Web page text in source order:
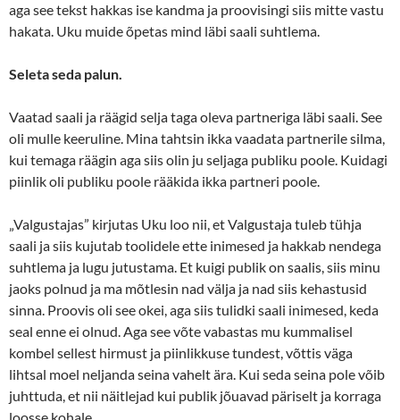
aga see tekst hakkas ise kandma ja proovisingi siis mitte vastu
hakata. Uku muide õpetas mind läbi saali suhtlema.
Seleta seda palun.
Vaatad saali ja räägid selja taga oleva partneriga läbi saali. See
oli mulle keeruline. Mina tahtsin ikka vaadata partnerile silma,
kui temaga räägin aga siis olin ju seljaga publiku poole. Kuidagi
piinlik oli publiku poole rääkida ikka partneri poole.
„Valgustajas” kirjutas Uku loo nii, et Valgustaja tuleb tühja
saali ja siis kujutab toolidele ette inimesed ja hakkab nendega
suhtlema ja lugu jutustama. Et kuigi publik on saalis, siis minu
jaoks polnud ja ma mõtlesin nad välja ja nad siis kehastusid
sinna. Proovis oli see okei, aga siis tulidki saali inimesed, keda
seal enne ei olnud. Aga see võte vabastas mu kummalisel
kombel sellest hirmust ja piinlikkuse tundest, võttis väga
lihtsal moel neljanda seina vahelt ära. Kui seda seina pole võib
juhttuda, et nii näitlejad kui publik jõuavad päriselt ja korraga